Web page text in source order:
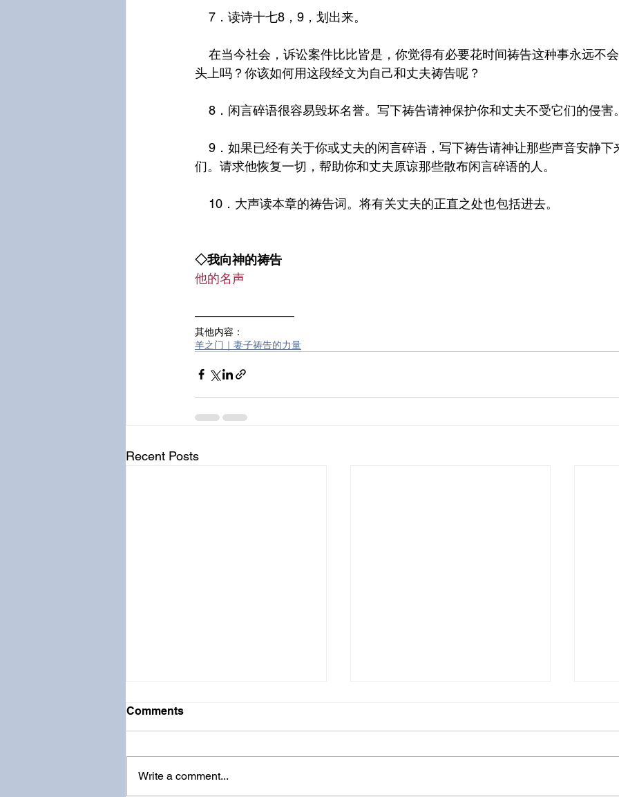
    7．读诗十七8，9，划出来。
头上吗？你该如何用这段经文为自己和丈夫祷告呢？
8．闲言碎语很容易毁坏名誉。写下祷告请神保护你和丈夫不受它们的侵害
们。请求他恢复一切，帮助你和丈夫原谅那些散布闲言碎语的人。
    10．大声读本章的祷告词。将有关丈夫的正直之处也包括进去。
◇我向神的祷告
他的名声
————————
其他内容：
羊之门｜妻子祷告的力量
Recent Posts
Comments
Write a comment...